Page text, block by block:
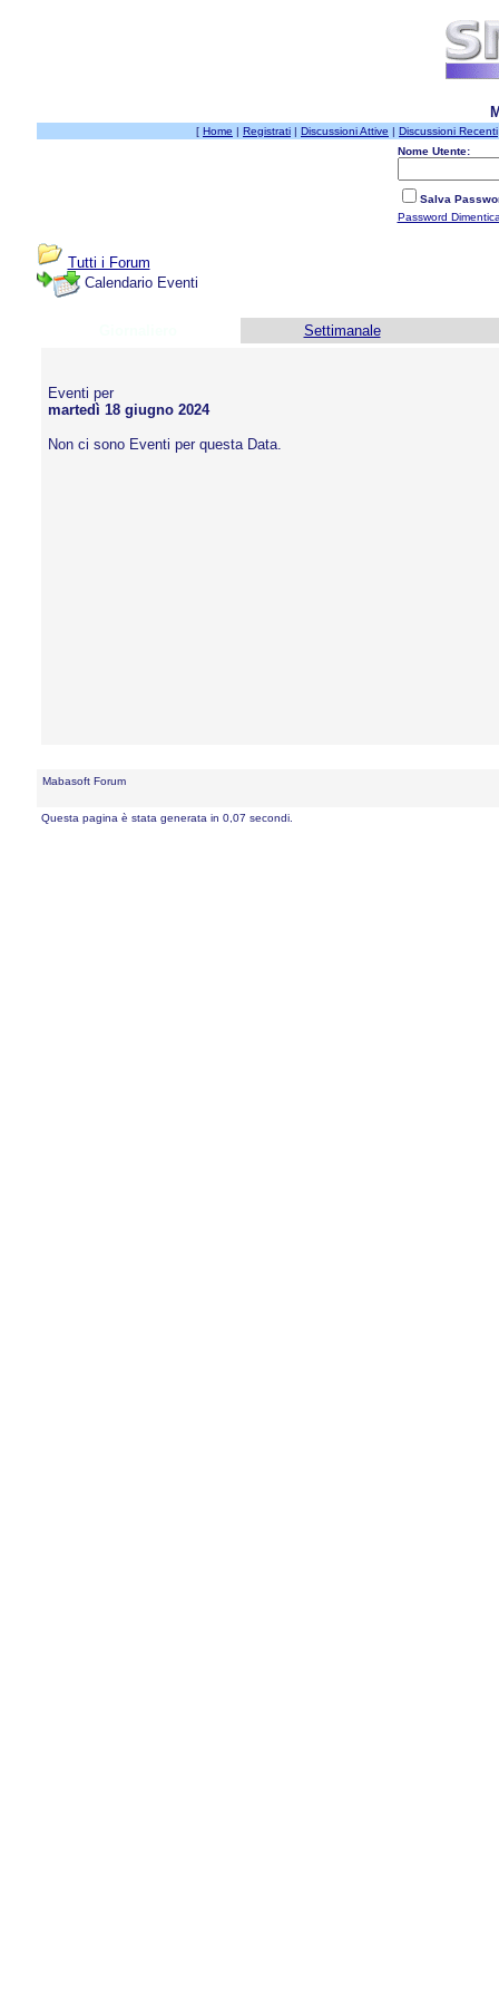
[ Home | Registrati | Discussioni Attive | Discussioni Recenti
Nome Utente:
Salva
Password
Tutti i Forum
Calendario Eventi
Settimanale
Eventi per
martedì 18 giugno 2024
Non ci sono Eventi per questa Data.
Mabasoft Forum
Questa pagina è stata generata in 0,07 secondi.